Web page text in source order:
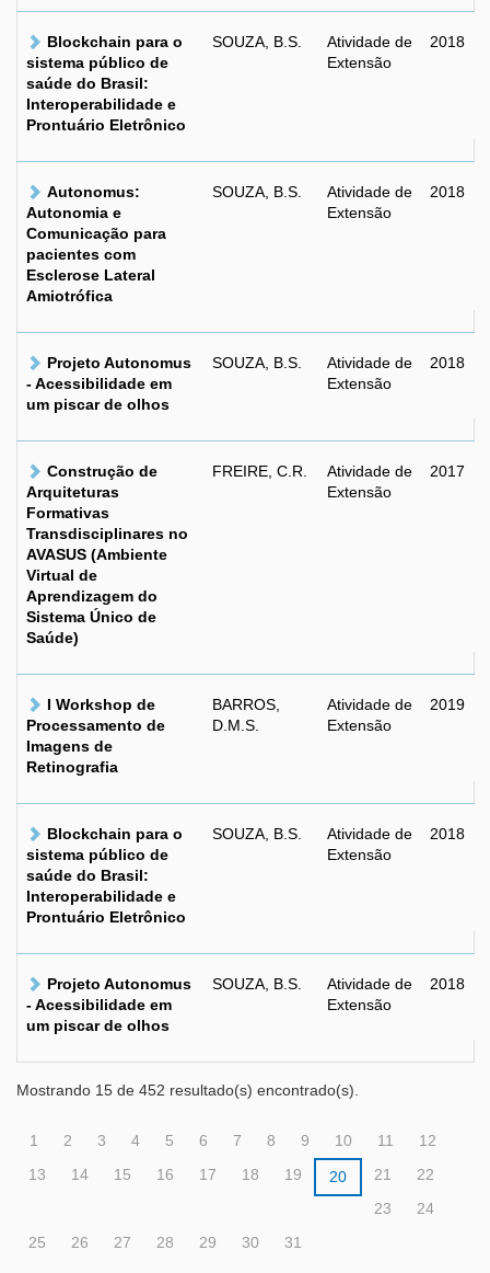
Blockchain para o
sistema público de
saúde do Brasil:
Interoperabilidade e
Prontuário Eletrônico
SOUZA, B.S.
Atividade de
Extensão
2018
Autonomus:
Autonomia e
Comunicação para
pacientes com
Esclerose Lateral
Amiotrófica
SOUZA, B.S.
Atividade de
Extensão
2018
Projeto Autonomus
- Acessibilidade em
um piscar de olhos
SOUZA, B.S.
Atividade de
Extensão
2018
Construção de
Arquiteturas
Formativas
Transdisciplinares no
AVASUS (Ambiente
Virtual de
Aprendizagem do
Sistema Único de
Saúde)
FREIRE, C.R.
Atividade de
Extensão
2017
I Workshop de
Processamento de
Imagens de
Retinografia
BARROS,
D.M.S.
Atividade de
Extensão
2019
Blockchain para o
sistema público de
saúde do Brasil:
Interoperabilidade e
Prontuário Eletrônico
SOUZA, B.S.
Atividade de
Extensão
2018
Projeto Autonomus
- Acessibilidade em
um piscar de olhos
SOUZA, B.S.
Atividade de
Extensão
2018
Mostrando 15 de 452 resultado(s) encontrado(s).
1 2 3 4 5 6 7 8 9 10 11
12
13
14 15 16 17 18 19 20 21
22
23
24
25
26 27 28 29 30 31